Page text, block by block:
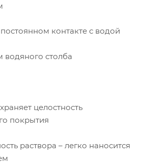
контакте с водой
столба
целостность
покрытия
раствора – легко наносится